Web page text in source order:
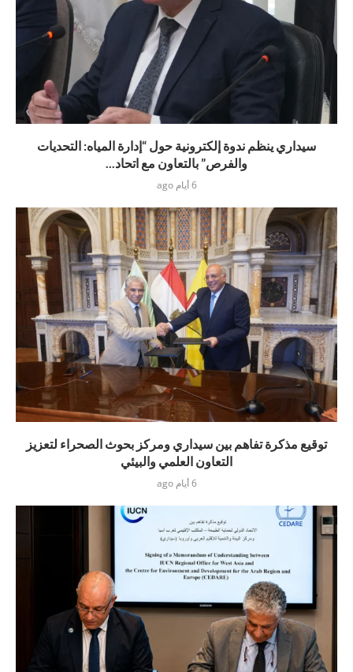
سيداري ينظم ندوة إلكترونية حول “إدارة المياه: التحديات
والفرص” بالتعاون مع اتحاد...
6 أيام ago
توقيع مذكرة تفاهم بين سيداري ومركز بحوث الصحراء لتعزيز
التعاون العلمي والبيئي
6 أيام ago